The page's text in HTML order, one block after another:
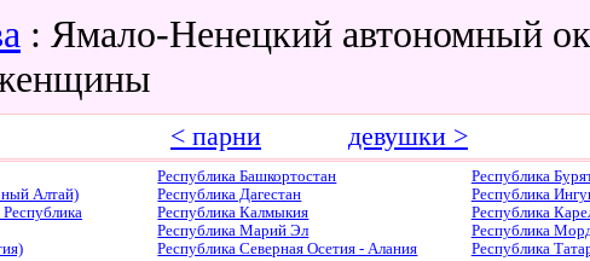
: Ямало-Ненецкий автономный
< парни девушки >
Республика Башкортостан
Республика
Алтай)
Республика Дагестан
Республика
Республика Калмыкия
Республика
Республика Марий Эл
Республика
Республика Северная Осетия - Алания
Республика